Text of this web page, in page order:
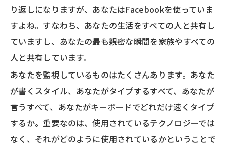
り返しになりますが、あなたはFacebookを使っていま
すよね。すなわち、あなたの生活をすべての人と共有し
ていますし、あなたの最も親密な瞬間を家族やすべての
人と共有しています。
あなたを監視しているものはたくさんあります。あなた
が書くスタイル、あなたがタイプするすべて、あなたが
言うすべて、あなたがキーボードでどれだけ速くタイプ
するか。重要なのは、使用されているテクノロジーでは
なく、それがどのように使用されているかということで